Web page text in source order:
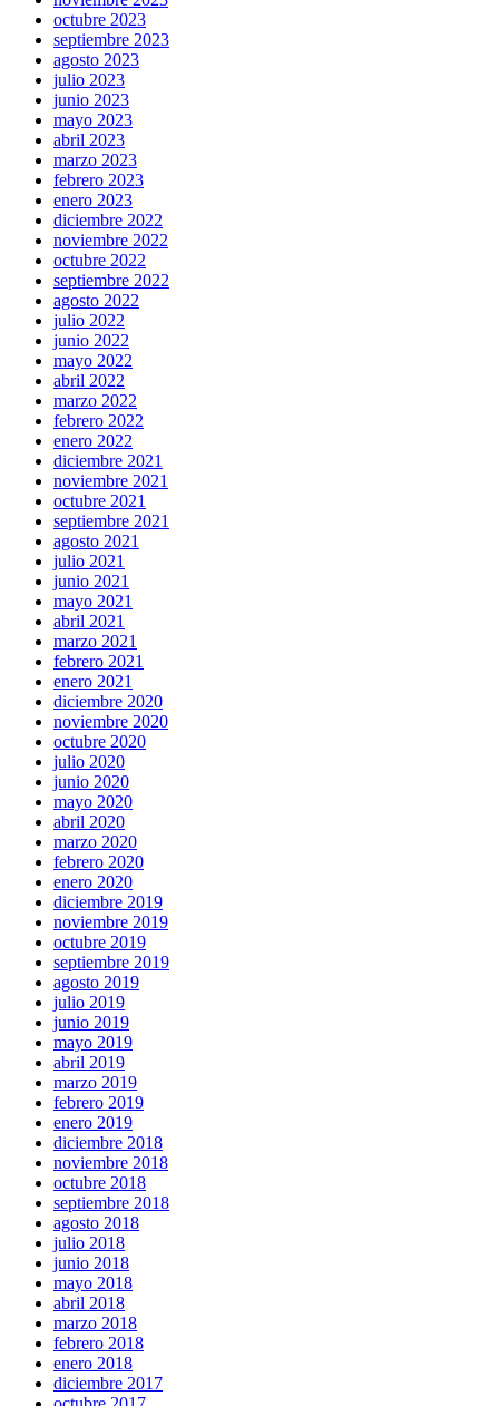
octubre 2023
septiembre 2023
agosto 2023
julio 2023
junio 2023
mayo 2023
abril 2023
marzo 2023
febrero 2023
enero 2023
diciembre 2022
noviembre 2022
octubre 2022
septiembre 2022
agosto 2022
julio 2022
junio 2022
mayo 2022
abril 2022
marzo 2022
febrero 2022
enero 2022
diciembre 2021
noviembre 2021
octubre 2021
septiembre 2021
agosto 2021
julio 2021
junio 2021
mayo 2021
abril 2021
marzo 2021
febrero 2021
enero 2021
diciembre 2020
noviembre 2020
octubre 2020
julio 2020
junio 2020
mayo 2020
abril 2020
marzo 2020
febrero 2020
enero 2020
diciembre 2019
noviembre 2019
octubre 2019
septiembre 2019
agosto 2019
julio 2019
junio 2019
mayo 2019
abril 2019
marzo 2019
febrero 2019
enero 2019
diciembre 2018
noviembre 2018
octubre 2018
septiembre 2018
agosto 2018
julio 2018
junio 2018
mayo 2018
abril 2018
marzo 2018
febrero 2018
enero 2018
diciembre 2017